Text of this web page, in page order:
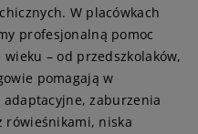
W placówkach
profesjonalną pomoc
– od przedszkolaków,
pomagają w
zaburzenia
rówieśnikami, niska